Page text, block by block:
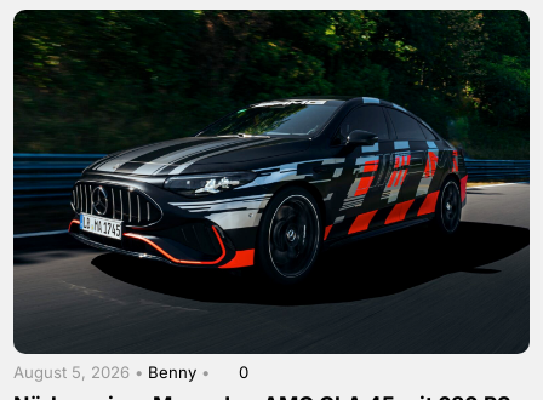
August 5, 2026 • Benny • 0